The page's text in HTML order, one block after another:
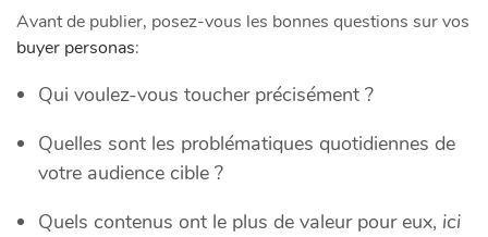
Avant de publier, posez-vous les bonnes questions sur vos
buyer personas:
Qui voulez-vous toucher précisément ?
Quelles sont les problématiques quotidiennes de
votre audience cible ?
Quels contenus ont le plus de valeur pour eux, ici